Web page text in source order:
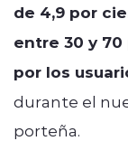
de 4,9 por
entre 30 y
por los
durante el
porteña.